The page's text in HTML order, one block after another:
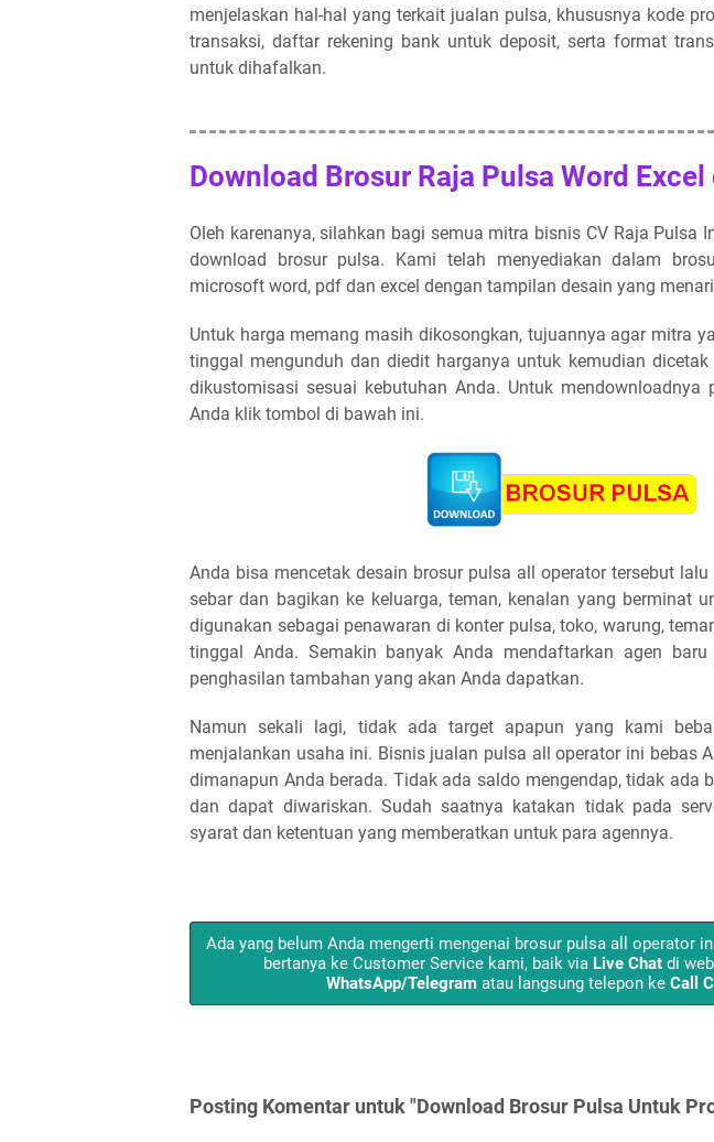
menjelaskan hal-hal yang terkait jualan pulsa, khususnya kode
transaksi, daftar rekening bank untuk deposit, serta format
untuk dihafalkan.
Download Brosur Raja Pulsa Word
Oleh karenanya, silahkan bagi semua mitra bisnis CV Raja Pulsa
download brosur pulsa. Kami telah menyediakan dalam
microsoft word, pdf dan excel dengan tampilan desain yang
Untuk harga memang masih dikosongkan, tujuannya agar mitra
tinggal mengunduh dan diedit harganya untuk kemudian
dikustomisasi sesuai kebutuhan Anda. Untuk mendownloadnya
Anda klik tombol di bawah ini.
Anda bisa mencetak desain brosur pulsa all operator tersebut
sebar dan bagikan ke keluarga, teman, kenalan yang berminat
digunakan sebagai penawaran di konter pulsa, toko, warung,
tinggal Anda. Semakin banyak Anda mendaftarkan agen
penghasilan tambahan yang akan Anda dapatkan.
Namun sekali lagi, tidak ada target apapun yang kami
menjalankan usaha ini. Bisnis jualan pulsa all operator ini bebas
dimanapun Anda berada. Tidak ada saldo mengendap, tidak ada
dan dapat diwariskan. Sudah saatnya katakan tidak pada
syarat dan ketentuan yang memberatkan untuk para agennya.
Ada yang belum Anda mengerti mengenai brosur pulsaall operator
bertanya ke Customer Service kami, baik via Live Chat di
WhatsApp/Telegram atau langsung telepon ke Call
Posting Komentar untuk "Download Brosur Pulsa Untuk